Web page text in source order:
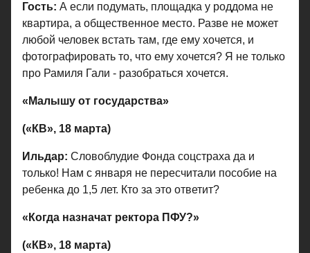
Гость: А если подумать, площадка у роддома не
квартира, а общественное место. Разве не может
любой человек встать там, где ему хочется, и
фотографировать то, что ему хочется? Я не только
про Рамиля Гали - разобраться хочется.
«Малышу от государства»
(«КВ», 18 марта)
Ильдар: Словоблудие Фонда соцстраха да и
только! Нам с января не пересчитали пособие на
ребенка до 1,5 лет. Кто за это ответит?
«Когда назначат ректора ПФУ?»
(«КВ», 18 марта)